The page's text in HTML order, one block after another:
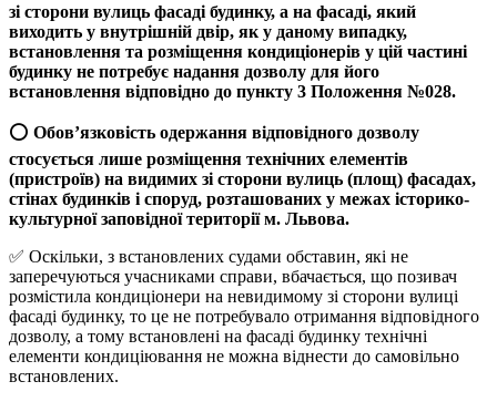
зі сторони вулиць фасаді будинку, а на фасаді, який
виходить у внутрішній двір, як у даному випадку,
встановлення та розміщення кондиціонерів у цій частині
будинку не потребує надання дозволу для його
встановлення відповідно до пункту 3 Положення №028.
⭕️ Обов’язковість одержання відповідного дозволу
стосується лише розміщення технічних елементів
(пристроїв) на видимих зі сторони вулиць (площ) фасадах,
стінах будинків і споруд, розташованих у межах історико-
культурної заповідної території м. Львова.
✅ Оскільки, з встановлених судами обставин, які не
заперечуються учасниками справи, вбачається, що позивач
розмістила кондиціонери на невидимому зі сторони вулиці
фасаді будинку, то це не потребувало отримання відповідного
дозволу, а тому встановлені на фасаді будинку технічні
елементи кондиціювання не можна віднести до самовільно
встановлених.